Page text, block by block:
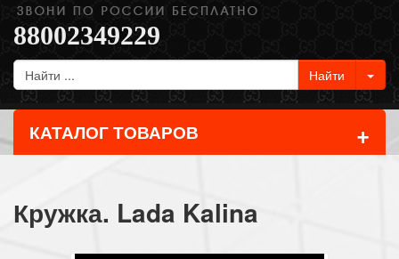
88002349229
КАТАЛОГ ТОВАРОВ +
Кружка. Lada Kalina